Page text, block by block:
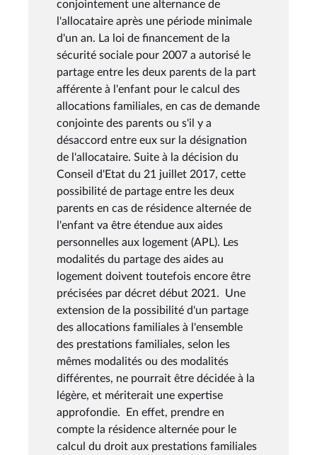
conjointement une alternance de
l'allocataire après une période minimale
d'un an. La loi de financement de la
sécurité sociale pour 2007 a autorisé le
partage entre les deux parents de la part
afférente à l'enfant pour le calcul des
allocations familiales, en cas de demande
conjointe des parents ou s'il y a
désaccord entre eux sur la désignation
de l'allocataire. Suite à la décision du
Conseil d'Etat du 21 juillet 2017, cette
possibilité de partage entre les deux
parents en cas de résidence alternée de
l'enfant va être étendue aux aides
personnelles aux logement (APL). Les
modalités du partage des aides au
logement doivent toutefois encore être
précisées par décret début 2021. Une
extension de la possibilité d'un partage
des allocations familiales à l'ensemble
des prestations familiales, selon les
mêmes modalités ou des modalités
différentes, ne pourrait être décidée à la
légère, et mériterait une expertise
approfondie. En effet, prendre en
compte la résidence alternée pour le
calcul du droit aux prestations familiales